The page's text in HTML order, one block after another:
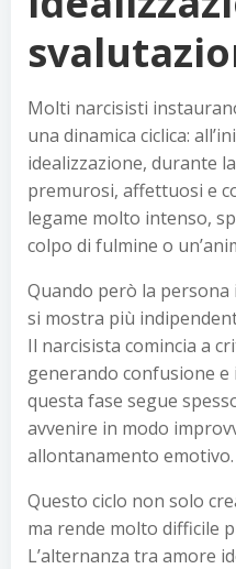
Molti narcisisti
una dinamica ciclica:
idealizzazione, durante
premurosi, affettuosi e
legame molto intenso,
colpo di fulmine o
Quando però la
si mostra più
Il narcisista comincia a
generando confusione e
questa fase segue
avvenire in modo
allontanamento emotivo.
Questo ciclo non solo
ma rende molto difficile
L’alternanza tra amore